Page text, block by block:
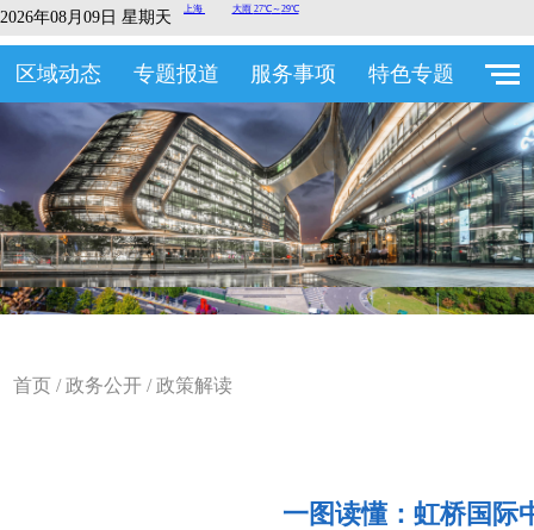
2026年08月09日 星期天
区域动态 专题报道 服务事项 特色专题
首页 /政务公开 /政策解读
一图读懂：虹桥国际